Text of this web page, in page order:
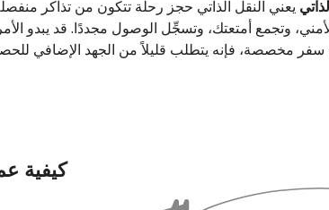
يعني النقل الذاتي حجز رحلة تتكون من تذاكر
وتجمع أمتعتك، وتسجِّل الوصول مجددًا. قد يبدو
مخصصة، فإنه يتطلب قليلاً من الجهد الإضافي
كيفية